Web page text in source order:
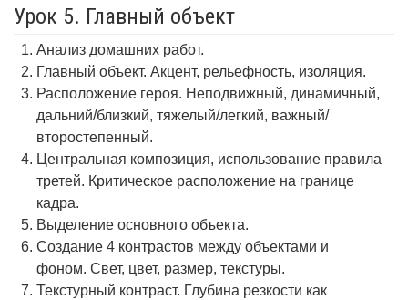
Урок 5. Главный объект
Анализ домашних работ.
Главный объект. Акцент, рельефность, изоляция.
Расположение героя. Неподвижный, динамичный,
дальний/близкий, тяжелый/легкий, важный/
второстепенный.
Центральная композиция, использование правила
третей. Критическое расположение на границе
кадра.
Выделение основного объекта.
Создание 4 контрастов между объектами и
фоном. Свет, цвет, размер, текстуры.
Текстурный контраст. Глубина резкости как